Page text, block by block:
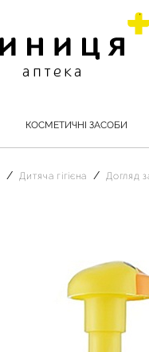
КОСМЕТИЧНІ ЗАСОБИ
Дитяча гігієна Догляд